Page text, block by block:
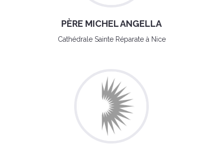
PÈRE MICHEL ANGELLA
Cathédrale Sainte Réparate à Nice